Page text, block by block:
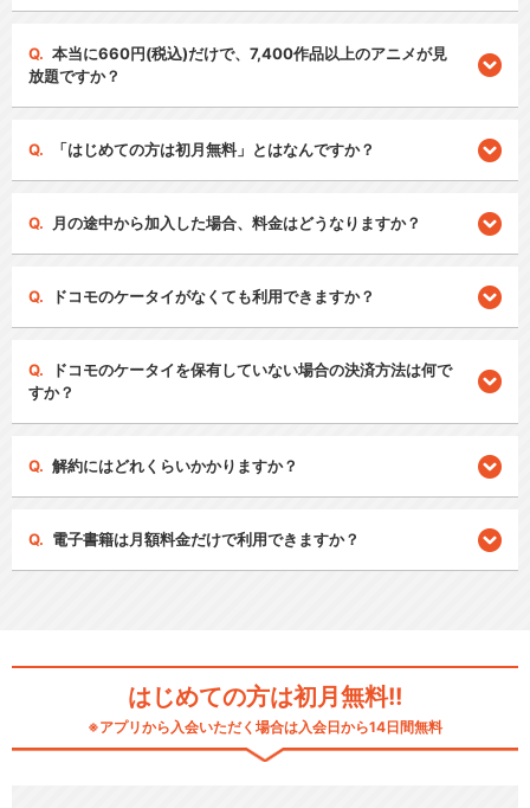
本当に660円(税込)だけで、7,400作品以上のアニメが見
放題ですか？
「はじめての方は初月無料」とはなんですか？
月の途中から加入した場合、料金はどうなりますか？
ドコモのケータイがなくても利用できますか？
ドコモのケータイを保有していない場合の決済方法は何で
すか？
解約にはどれくらいかかりますか？
電子書籍は月額料金だけで利用できますか？
はじめての方は初月無料!!
※アプリから入会いただく場合は入会日から14日間無料